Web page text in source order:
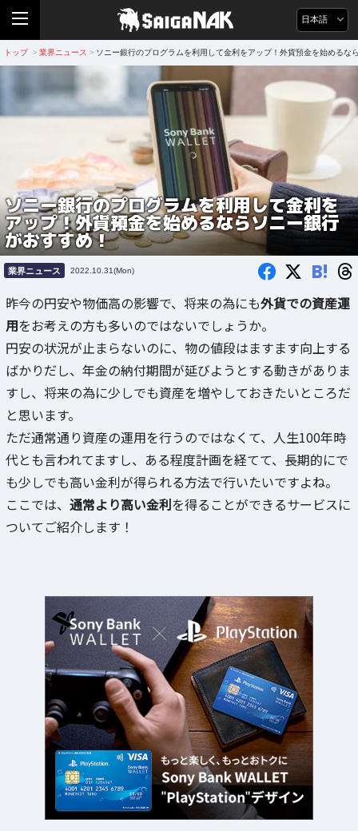
日本語
トップ > 業界ニュース > ソニー銀行のプログラムを利用して金利をアップ！外貨預金を始めるな
ソニー銀行のプログラムを利用して金利を
アップ！外貨預金を始めるならソニー銀行
がおすすめ！
業界ニュース 2022.10.31(Mon) B!
昨今の円安や物価高の影響で、将来の為にも外貨での資産運
用をお考えの方も多いのではないでしょうか。
円安の状況が止まらないのに、物の値段はますます向上する
ばかりだし、年金の納付期間が延びようとする動きがありま
すし、将来の為に少しでも資産を増やしておきたいところだ
と思います。
ただ通常通り資産の運用を行うのではなくて、人生100年時
代とも言われてますし、ある程度計画を経てて、長期的にで
も少しでも高い金利が得られる方法で行いたいですよね。
ここでは、 通常より高い金利を得ることができるサービスに
ついてご紹介します！